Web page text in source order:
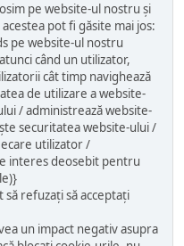
pe website-ul nostru și
pot fi găsite mai jos:
pe website-ul nostru
când un utilizator,
cât timp navighează
de utilizare a website-
/ administrează website-
securitatea website-ului /
utilizator /
interes deosebit pentru
refuzați să acceptați
un impact negativ asupra